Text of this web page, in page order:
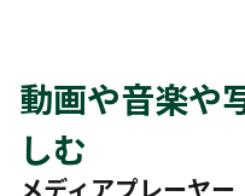
動画や音楽や
しむ
メディアプレーヤー